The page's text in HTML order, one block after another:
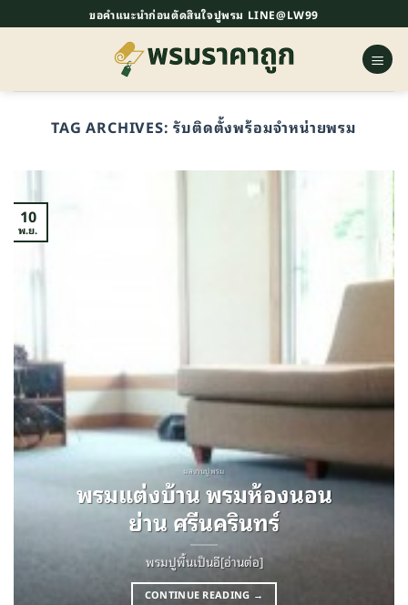
ไป
ขอคำแนะนำก่อนตัดสินใจปูพรม LINE@LW99
TAG ARCHIVES:รับติดตั้งพร้อมจำหน่ายพรม
ผลงานปูพรม
พรมแต่งบ้าน พรมห้องนอน
ย่าน ศรีนครินทร์
พรมปูพื้นเป็นอี[อ่านต่อ]
CONTINUE READING →
10
พ.ย.